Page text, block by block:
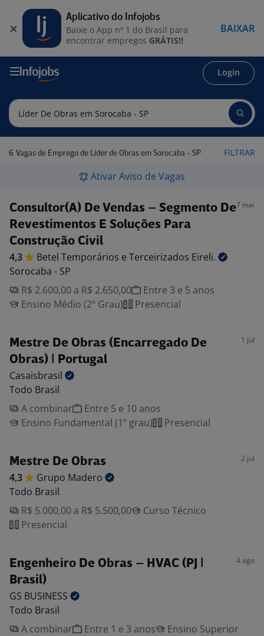
Login
6 Vagas de Emprego de Líder de Obras em Sorocaba - SP FILTRAR
Ativar Aviso de Vagas
Consultor(A) De Vendas – Segmento De
Revestimentos E Soluções Para
Construção Civil
7 mai
4,3 Betel Temporários e Terceirizados Eireli.
Sorocaba - SP
R$ 2.600,00 a R$ 2.650,00
Entre 3 e 5 anos
Ensino Médio (2º Grau)
Presencial
Mestre De Obras (Encarregado De
Obras) | Portugal
1 jul
Casaisbrasil
Todo Brasil
A combinar
Entre 5 e 10 anos
Ensino Fundamental (1º grau)
Presencial
Mestre De Obras 2 jul
4,3 Grupo Madero
Todo Brasil
R$ 5.000,00 a R$ 5.500,00
Curso Técnico
Presencial
Engenheiro De Obras – HVAC (PJ |
Brasil)
4 ago
GS BUSINESS
Todo Brasil
A combinar
Entre 1 e 3 anos
Ensino Superior
Aplicativo do Infojobs
Baixe o App nº 1 do Brasil para
encontrar empregos GRÁTIS!!
BAIXAR